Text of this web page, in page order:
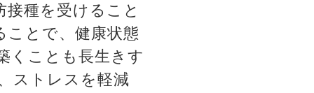
種を受けること
ことで、健康状態
くことも長生きす
ストレスを軽減